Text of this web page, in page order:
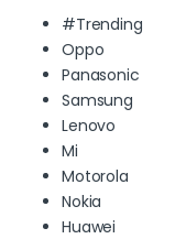
#Trending
Oppo
Panasonic
Samsung
Lenovo
Mi
Motorola
Nokia
Huawei